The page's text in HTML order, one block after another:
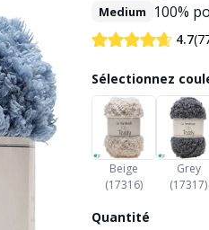
Medium 100%
4.7
Sélectionnez
Beige
(17316)
Grey
(17317)
Quantité